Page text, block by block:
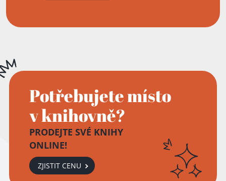
Potřebujete místo
v knihovně?
PRODEJTE SVÉ KNIHY
ONLINE!
ZJISTIT CENU